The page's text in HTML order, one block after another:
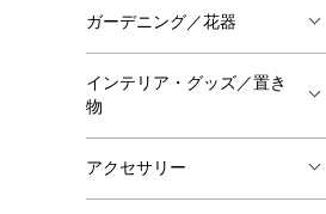
ガーデニング／花器
インテリア・グッズ／置き
物
アクセサリー